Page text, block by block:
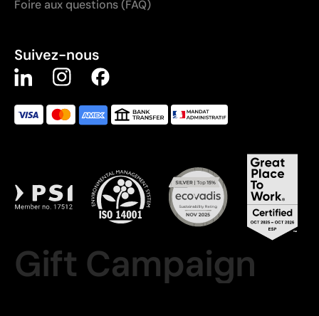
Foire aux questions (FAQ)
Suivez-nous
Gift Campaign